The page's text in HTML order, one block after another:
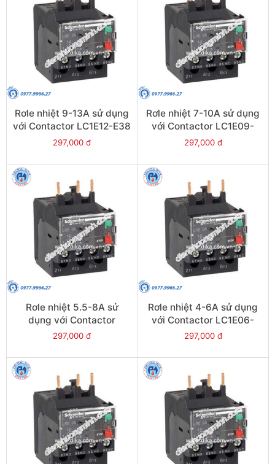
Rơle nhiệt 9-13A sử dụng
với Contactor LC1E12-E38
- Model LRE16
297,000 đ
Rơle nhiệt 7-10A sử dụng
với Contactor LC1E09-
E38 - Model LRE14
297,000 đ
Rơle nhiệt 5.5-8A sử
dụng với Contactor
LC1E09-E38 - Model
297,000 đ
Rơle nhiệt 4-6A sử dụng
với Contactor LC1E06-
E38 - Model LRE10
297,000 đ